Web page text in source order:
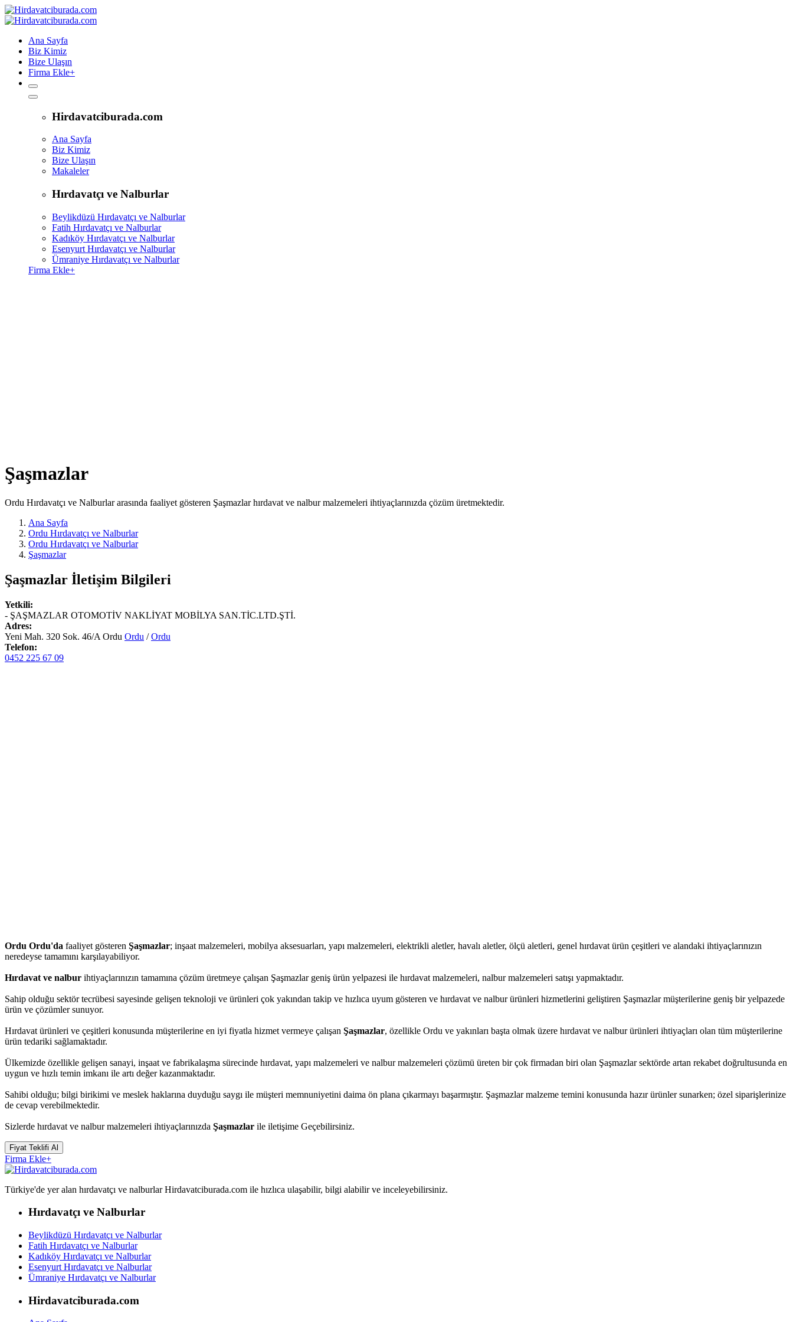
Ana Sayfa
Biz Kimiz
Bize Ulaşın
Firma Ekle+
Hirdavatciburada.com
Ana Sayfa
Biz Kimiz
Bize Ulaşın
Makaleler
Hırdavatçı ve Nalburlar
Beylikdüzü Hırdavatçı ve Nalburlar
Fatih Hırdavatçı ve Nalburlar
Kadıköy Hırdavatçı ve Nalburlar
Esenyurt Hırdavatçı ve Nalburlar
Ümraniye Hırdavatçı ve Nalburlar
Firma Ekle+
Şaşmazlar
Ordu Hırdavatçı ve Nalburlar arasında faaliyet gösteren Şaşmazlar hırdavat ve nalbur malzemeleri ihtiyaçlarınızda çözüm üretmektedir.
Ana Sayfa
Ordu Hırdavatçı ve Nalburlar
Ordu Hırdavatçı ve Nalburlar
Şaşmazlar
Şaşmazlar İletişim Bilgileri
Yetkili:
- ŞAŞMAZLAR OTOMOTİV NAKLİYAT MOBİLYA SAN.TİC.LTD.ŞTİ.
Adres:
Yeni Mah. 320 Sok. 46/A Ordu Ordu /Ordu
Telefon:
0452 225 67 09
Ordu Ordu'da faaliyet gösteren Şaşmazlar; inşaat malzemeleri, mobilya aksesuarları, yapı malzemeleri, elektrikli aletler, havalı aletler, ölçü aletleri, genel hırdavat ürün çeşitleri ve alandaki ihtiyaçlarınızın
neredeyse tamamını karşılayabiliyor.
Hırdavat ve nalbur ihtiyaçlarınızın tamamına çözüm üretmeye çalışan Şaşmazlar geniş ürün yelpazesi ile hırdavat malzemeleri, nalbur malzemeleri satışı yapmaktadır.
Sahip olduğu sektör tecrübesi sayesinde gelişen teknoloji ve ürünleri çok yakından takip ve hızlıca uyum gösteren ve hırdavat ve nalbur ürünleri hizmetlerini geliştiren Şaşmazlar müşterilerine geniş bir yelpazede
ürün ve çözümler sunuyor.
Hırdavat ürünleri ve çeşitleri konusunda müşterilerine en iyi fiyatla hizmet vermeye çalışan Şaşmazlar, özellikle Ordu ve yakınları başta olmak üzere hırdavat ve nalbur ürünleri ihtiyaçları olan tüm müşterilerine
ürün tedariki sağlamaktadır.
Ülkemizde özellikle gelişen sanayi, inşaat ve fabrikalaşma sürecinde hırdavat, yapı malzemeleri ve nalbur malzemeleri çözümü üreten bir çok firmadan biri olan Şaşmazlar sektörde artan rekabet doğrultusunda en
uygun ve hızlı temin imkanı ile artı değer kazanmaktadır.
Sahibi olduğu; bilgi birikimi ve meslek haklarına duyduğu saygı ile müşteri memnuniyetini daima ön plana çıkarmayı başarmıştır. Şaşmazlar malzeme temini konusunda hazır ürünler sunarken; özel siparişlerinize
de cevap verebilmektedir.
Sizlerde hırdavat ve nalbur malzemeleri ihtiyaçlarınızda Şaşmazlar ile iletişime Geçebilirsiniz.
Fiyat Teklifi Al
Firma Ekle+
Türkiye'de yer alan hırdavatçı ve nalburlar Hirdavatciburada.com ile hızlıca ulaşabilir, bilgi alabilir ve inceleyebilirsiniz.
Hırdavatçı ve Nalburlar
Beylikdüzü Hırdavatçı ve Nalburlar
Fatih Hırdavatçı ve Nalburlar
Kadıköy Hırdavatçı ve Nalburlar
Esenyurt Hırdavatçı ve Nalburlar
Ümraniye Hırdavatçı ve Nalburlar
Hirdavatciburada.com